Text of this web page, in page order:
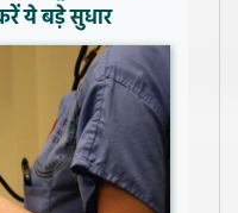
ये बड़े सुधार